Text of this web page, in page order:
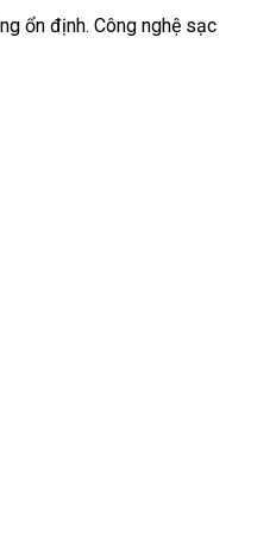
ổn định. Công nghệ sạc